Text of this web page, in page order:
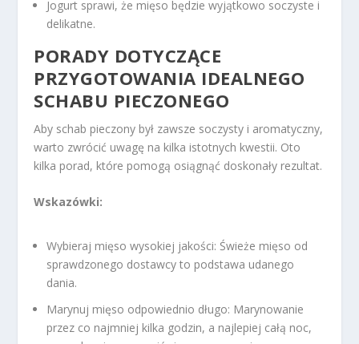
Jogurt sprawi, że mięso będzie wyjątkowo soczyste i
delikatne.
PORADY DOTYCZĄCE
PRZYGOTOWANIA IDEALNEGO
SCHABU PIECZONEGO
Aby schab pieczony był zawsze soczysty i aromatyczny,
warto zwrócić uwagę na kilka istotnych kwestii. Oto
kilka porad, które pomogą osiągnąć doskonały rezultat.
Wskazówki:
Wybieraj mięso wysokiej jakości: Świeże mięso od
sprawdzonego dostawcy to podstawa udanego
dania.
Marynuj mięso odpowiednio długo: Marynowanie
przez co najmniej kilka godzin, a najlepiej całą noc,